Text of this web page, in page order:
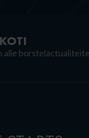
KOTI
alle